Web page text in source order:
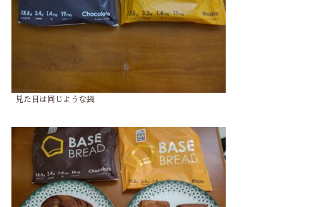
見た目は同じような袋